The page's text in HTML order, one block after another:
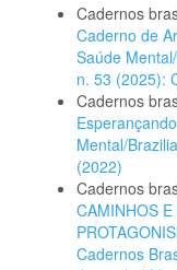
Cadernos
Caderno de
Saúde
n. 53 (2025):
Cadernos
Esperançando
Mental/
(2022)
Cadernos
CAMINHOS
Cadernos